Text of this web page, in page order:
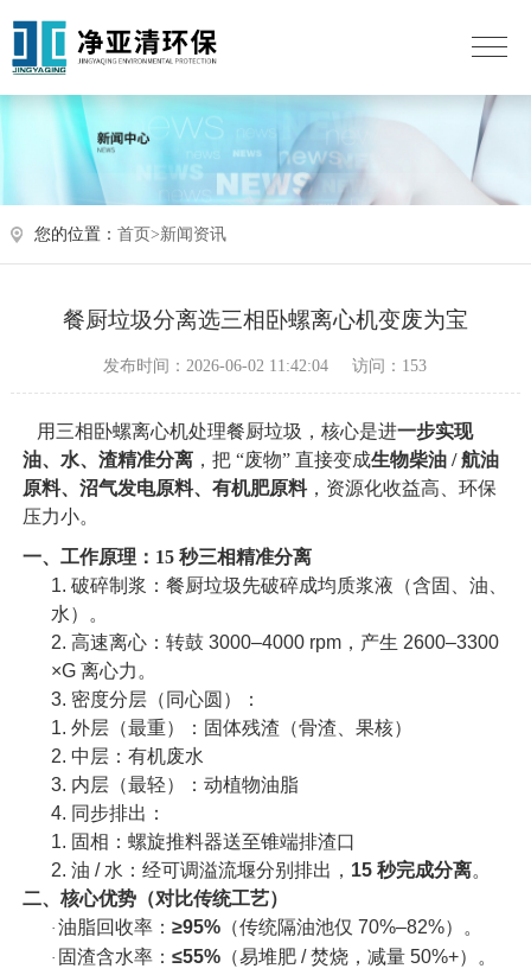
您的位置： 首页>新闻资讯
餐厨垃圾分离选三相卧螺离心机变废为宝
发布时间：2026-06-02 11:42:04 访问：153
用三相卧螺离心机处理餐厨垃圾，核心是进一步实现
油、水、渣精准分离，把 “废物” 直接变成生物柴油/ 航油
原料、沼气发电原料、有机肥原料，资源化收益高、环保
压力小。
一、工作原理： 15 秒三相精准分离
1. 破碎制浆：餐厨垃圾先破碎成均质浆液（含固、油、
水）。
2. 高速离心：转鼓3000–4000 rpm，产生 2600–3300
×G 离心力。
3. 密度分层（同心圆）：
1. 外层（最重）：固体残渣（骨渣、果核）
2. 中层：有机废水
3. 内层（最轻）：动植物油脂
4. 同步排出：
1. 固相：螺旋推料器送至锥端排渣口
2. 油 / 水：经可调溢流堰分别排出， 15 秒完成分离。
二、核心优势（对比传统工艺）
· 油脂回收率： ≥95%（传统隔油池仅 70%–82%）。
· 固渣含水率： ≤55%（易堆肥/ 焚烧，减量 50%+）。